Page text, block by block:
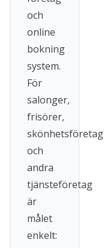
och
online
bokning
system.
För
salonger,
frisörer,
skönhetsföretag
och
andra
tjänsteföretag
är
målet
enkelt: